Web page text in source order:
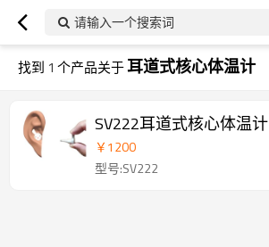
请输入一个搜索词
找到 1 个产品关于耳道式核心体温计
SV222耳道式核心体温计
￥1200
型号:SV222